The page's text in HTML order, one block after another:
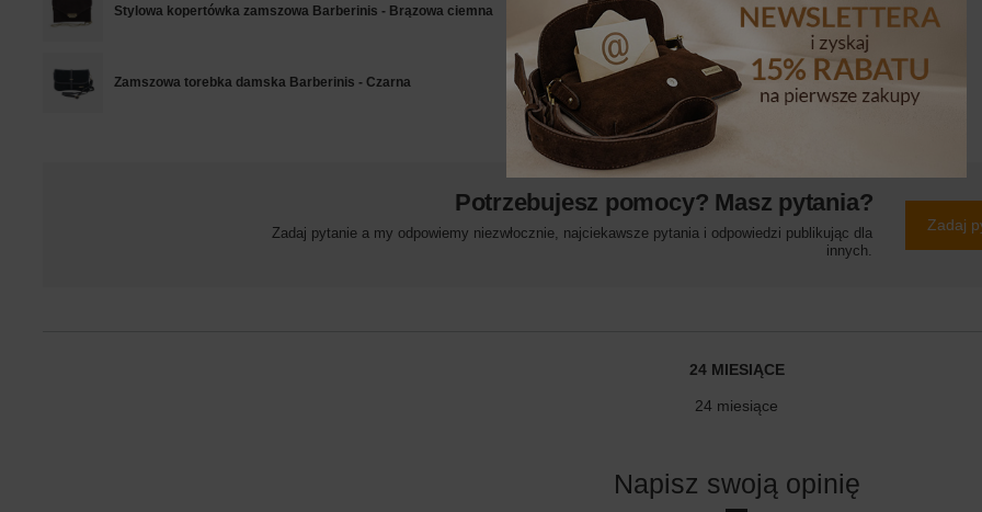
Stylowa kopertówka zamszowa Barberinis - Brązowa ciemna
Zamszowa torebka damska Barberinis - Czarna
Potrzebujesz pomocy? Masz pytania?
Zadaj pytanie a my odpowiemy niezwłocznie, najciekawsze pytania i odpowiedzi publikując dla
innych.
Zadaj
24 MIESIĄCE
24 miesiące
Napisz swoją opinię